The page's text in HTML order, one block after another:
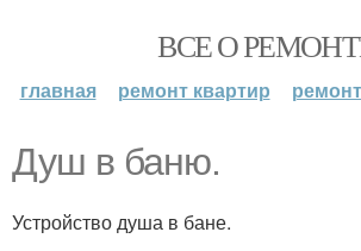
ВСЕ О
главная ремонт квартир
Душ в баню.
Устройство душа в бане.